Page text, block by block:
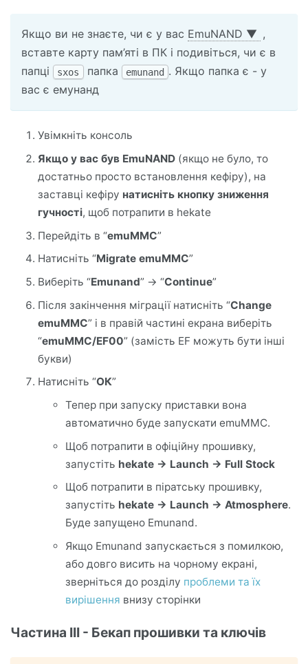
Якщо ви не знаєте, чи є у вас EmuNAND ▼ ,
вставте карту пам’яті в ПК і подивіться, чи є в
папці sxos папка emunand . Якщо папка є - у
вас є емунанд
Увімкніть консоль
Якщо у вас був EmuNAND (якщо не було, то
достатньо просто встановлення кефіру), на
заставці кефіру натисніть кнопку зниження
гучності, щоб потрапити в hekate
Перейдіть в “emuMMC”
Натисніть “Migrate emuMMC”
Виберіть “Emunand” -> “Continue”
Після закінчення міграції натисніть “Change
emuMMC” і в правій частині екрана виберіть
“emuMMC/EF00” (замість EF можуть бути інші
букви)
Натисніть “ОК”
Тепер при запуску приставки вона
автоматично буде запускати emuMMC.
Щоб потрапити в офіційну прошивку,
запустіть hekate -> Launch -> Full Stock
Щоб потрапити в піратську прошивку,
запустіть hekate -> Launch -> Atmosphere.
Буде запущено Emunand.
Якщо Emunand запускається з помилкою,
або довго висить на чорному екрані,
зверніться до розділу проблеми та їх
вирішення внизу сторінки
Частина III - Бекап прошивки та ключів